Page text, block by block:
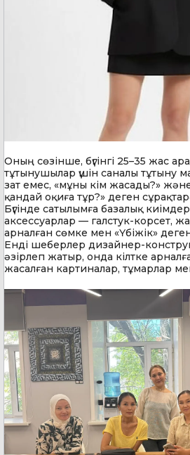
Оның сөзінше, бүгінгі 25–35 жас
тұтынушылар үшін саналы тұтыну
зат емес, «мұны кім жасады?»
қандай оқиға тұр?» деген
Бүгінде сатылымға базалық
аксессуарлар — галстук-корсет,
арналған сөмке мен «Үбіжік»
Енді шеберлер дизайнер-
әзірлеп жатыр, онда кілтке
жасалған картиналар, тұмарлар